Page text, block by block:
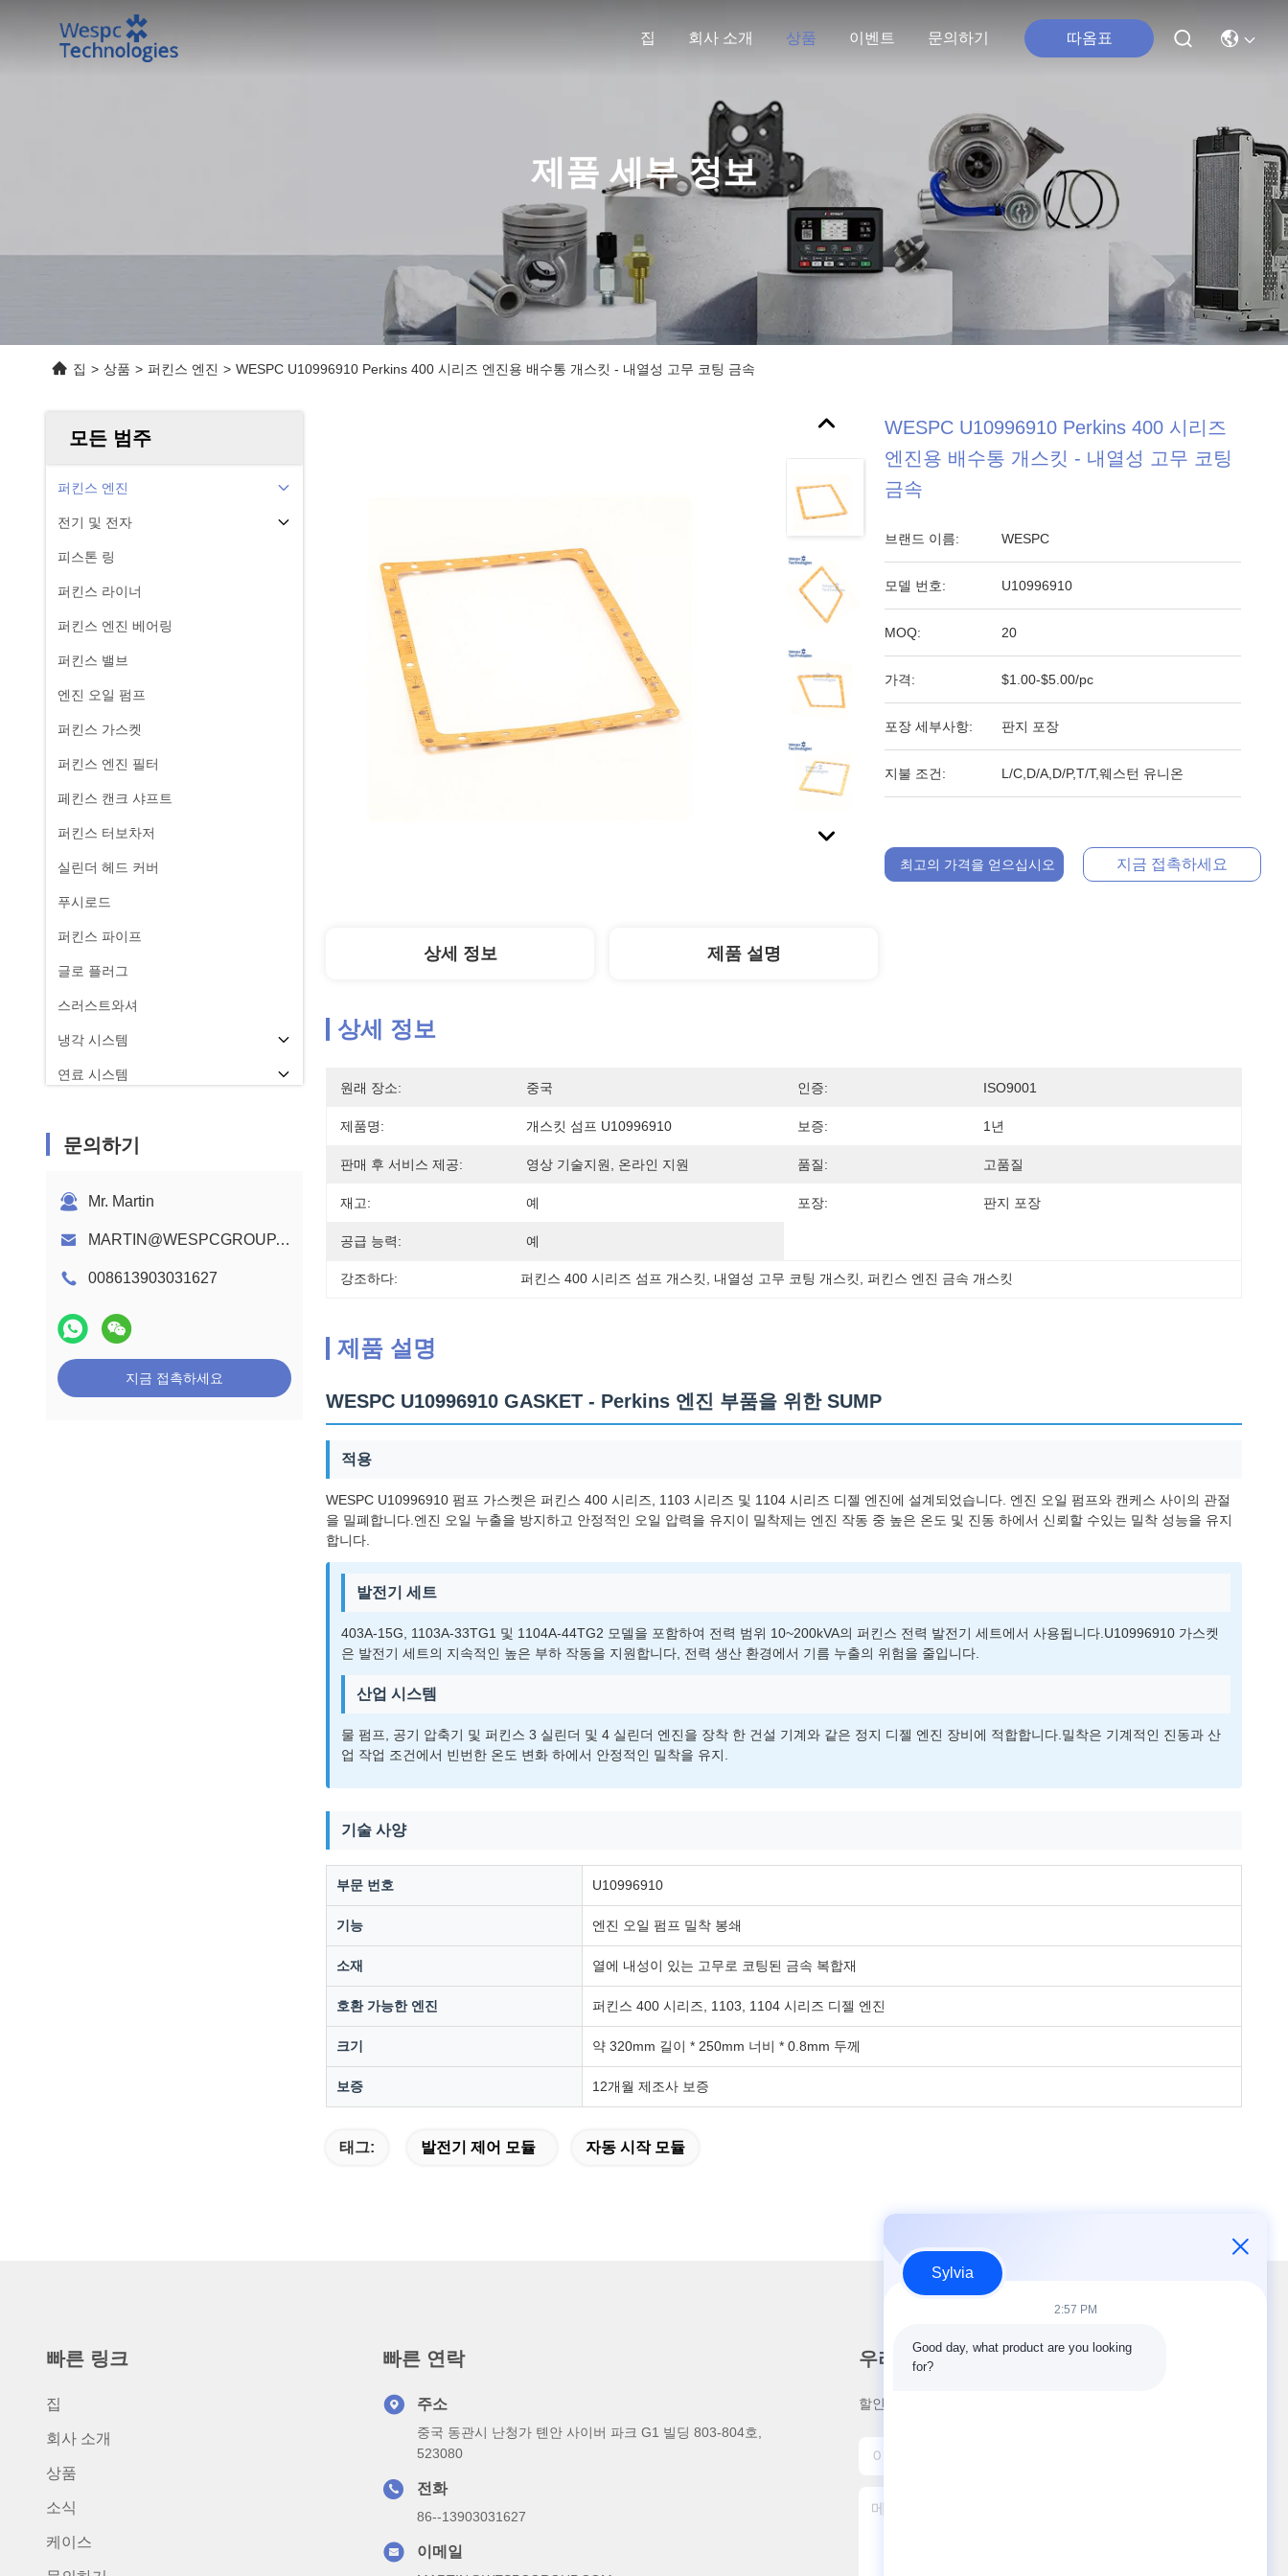
집 회사 소개 상품 이벤트 문의하기 따옴표
제품 세부 정보
집 > 상품 > 퍼킨스 엔진 > WESPC U10996910 Perkins 400 시리즈 엔진용 배수통 개스킷 - 내열성 고무 코팅 금속
모든 범주
퍼킨스 엔진
전기 및 전자
피스톤 링
퍼킨스 라이너
퍼킨스 엔진 베어링
퍼킨스 밸브
엔진 오일 펌프
퍼킨스 가스켓
퍼킨스 엔진 필터
페킨스 캔크 샤프트
퍼킨스 터보차저
실린더 헤드 커버
푸시로드
퍼킨스 파이프
글로 플러그
스러스트와셔
냉각 시스템
연료 시스템
퍼킨스 엔진 캠축
문의하기
Mr. Martin
MARTIN@WESPCGROUP.COM
008613903031627
지금 접촉하세요
WESPC U10996910 Perkins 400 시리즈
엔진용 배수통 개스킷 - 내열성 고무 코팅
금속
브랜드 이름: WESPC
모델 번호: U10996910
MOQ: 20
가격: $1.00-$5.00/pc
포장 세부사항: 판지 포장
지불 조건: L/C,D/A,D/P,T/T,웨스턴 유니온
최고의 가격을 얻으십시오 지금 접촉하세요
상세 정보 제품 설명
상세 정보
원래 장소: 중국 인증: ISO9001
제품명: 개스킷 섬프 U10996910 보증: 1년
판매 후 서비스 제공: 영상 기술지원, 온라인 지원 품질: 고품질
재고: 예 포장: 판지 포장
공급 능력: 예
강조하다: 퍼킨스 400 시리즈 섬프 개스킷 내열성 고무 코팅 개스킷 , 퍼킨스 엔진 금속 개스킷
제품 설명
WESPC U10996910 GASKET - Perkins 엔진 부품을 위한 SUMP
적용
WESPC U10996910 펌프 가스켓은 퍼킨스 400 시리즈, 1103 시리즈 및 1104 시리즈 디젤 엔진에 설계되었습니다. 엔진 오일 펌프와 캔케스 사이의 관절
을 밀폐합니다.엔진 오일 누출을 방지하고 안정적인 오일 압력을 유지이 밀착제는 엔진 작동 중 높은 온도 및 진동 하에서 신뢰할 수있는 밀착 성능을 유지
합니다.
발전기 세트
403A-15G, 1103A-33TG1 및 1104A-44TG2 모델을 포함하여 전력 범위 10~200kVA의 퍼킨스 전력 발전기 세트에서 사용됩니다.U10996910 가스켓
은 발전기 세트의 지속적인 높은 부하 작동을 지원합니다, 전력 생산 환경에서 기름 누출의 위험을 줄입니다.
산업 시스템
물 펌프, 공기 압축기 및 퍼킨스 3 실린더 및 4 실린더 엔진을 장착 한 건설 기계와 같은 정지 디젤 엔진 장비에 적합합니다.밀착은 기계적인 진동과 산
업 작업 조건에서 빈번한 온도 변화 하에서 안정적인 밀착을 유지.
기술 사양
부문 번호 U10996910
기능 엔진 오일 펌프 밀착 봉쇄
소재 열에 내성이 있는 고무로 코팅된 금속 복합재
호환 가능한 엔진 퍼킨스 400 시리즈, 1103, 1104 시리즈 디젤 엔진
크기 약 320mm 길이 * 250mm 너비 * 0.8mm 두께
보증 12개월 제조사 보증
태그: 발전기 제어 모듈 자동 시작 모듈
빠른 링크
집
회사 소개
상품
소식
케이스
빠른 연락
주소
중국 동관시 난청가 톈안 사이버 파크 G1 빌딩 803-804호,
523080
전화
86--13903031627
이메일
우리의 뉴스레터
할인 등 다양한 정보를 얻으려면 뉴스레터를 구독하세요.
Sylvia
2:57 PM
Good day, what product are you looking
for?